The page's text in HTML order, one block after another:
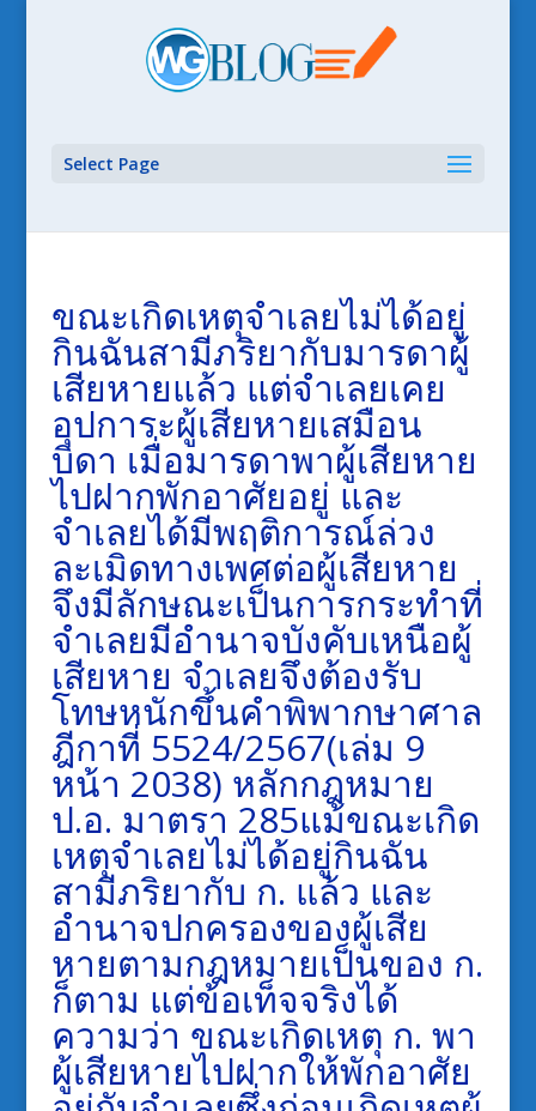
Select Page
ขณะเกิดเหตุจำเลยไม่ได้อยู่
กินฉันสามีภริยากับมารดาผู้
เสียหายแล้ว แต่จำเลยเคย
อุปการะผู้เสียหายเสมือน
บิดา เมื่อมารดาพาผู้เสียหาย
ไปฝากพักอาศัยอยู่ และ
จำเลยได้มีพฤติการณ์ล่วง
ละเมิดทางเพศต่อผู้เสียหาย
จึงมีลักษณะเป็นการกระทำที่
จำเลยมีอำนาจบังคับเหนือผู้
เสียหาย จำเลยจึงต้องรับ
โทษหนักขึ้นคำพิพากษาศาล
ฎีกาที่ 5524/2567(เล่ม 9
หน้า 2038) หลักกฎหมาย
ป.อ. มาตรา 285แม้ขณะเกิด
เหตุจำเลยไม่ได้อยู่กินฉัน
สามีภริยากับ ก. แล้ว และ
อำนาจปกครองของผู้เสีย
หายตามกฎหมายเป็นของ ก.
ก็ตาม แต่ข้อเท็จจริงได้
ความว่า ขณะเกิดเหตุ ก. พา
ผู้เสียหายไปฝากให้พักอาศัย